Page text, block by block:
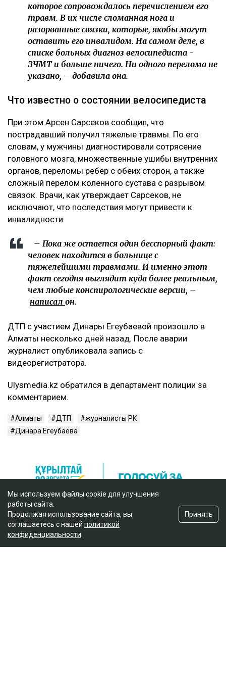
которое сопровождалось перечислением его
травм. В их числе сломанная нога и
разорванные связки, которые, якобы могут
оставить его инвалидом. На самом деле, в
списке больных диагноз велосипедиста -
ЗЧМТ и больше ничего. Ни одного перелома не
указано, – добавила она.
Что известно о состоянии велосипедиста
При этом Арсен Сарсеков сообщил, что
пострадавший получил тяжелые травмы. По его
словам, у мужчины диагностировали сотрясение
головного мозга, множественные ушибы внутренних
органов, переломы ребер с обеих сторон, а также
сложный перелом коленного сустава с разрывом
связок. Врачи, как утверждает Сарсеков, не
исключают, что последствия могут привести к
инвалидности.
– Пока же остается один бесспорный факт:
человек находится в больнице с
тяжелейшими травмами. И именно этот
факт сегодня выглядит куда более реальным,
чем любые конспирологические версии, –
написал он.
ДТП с участием Динары Егеубаевой произошло в
Алматы несколько дней назад. После аварии
журналист опубликовала запись с
видеорегистратора.
Ulysmedia.kz обратился в департамент полиции за
комментарием.
Алматы ДТП
журналисты РК
Динара Егеубаева
Мы используем файлы cookie для улучшения
работы сайта.
Продолжая использование сайта, вы
соглашаетесь с нашей политикой
конфиденциальности
Принять